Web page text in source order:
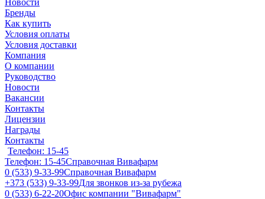
Новости
Бренды
Как купить
Условия оплаты
Условия доставки
Компания
О компании
Руководство
Новости
Вакансии
Контакты
Лицензии
Награды
Контакты
Телефон: 15-45
Телефон: 15-45Справочная Вивафарм
0 (533) 9-33-99Справочная Вивафарм
+373 (533) 9-33-99Для звонков из-за рубежа
0 (533) 6-22-20Офис компании "Вивафарм"